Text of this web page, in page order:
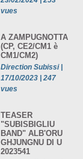
vues
A ZAMPUGNOTTA
(CP, CE2/CM1 è
CM1/CM2)
Direction Subissi |
17/10/2023 | 247
vues
TEASER
"SUBISBIGLIU
BAND" ALB'ORU
GHJUNGNU DI U
2023541